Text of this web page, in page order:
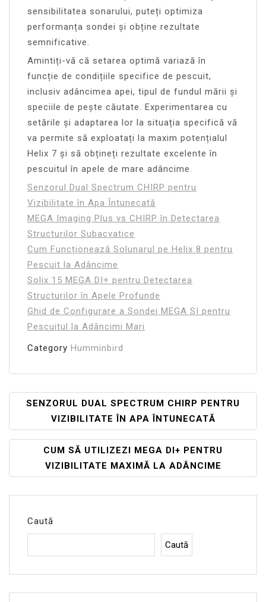
sensibilitatea sonarului, puteți optimiza
performanța sondei și obține rezultate
semnificative.
Amintiți-vă că setarea optimă variază în
funcție de condițiile specifice de pescuit,
inclusiv adâncimea apei, tipul de fundul mării și
speciile de pește căutate. Experimentarea cu
setările și adaptarea lor la situația specifică vă
va permite să exploatați la maxim potențialul
Helix 7 și să obțineți rezultate excelente în
pescuitul în apele de mare adâncime.
Senzorul Dual Spectrum CHIRP pentru
Vizibilitate în Apa Întunecată
MEGA Imaging Plus vs CHIRP în Detectarea
Structurilor Subacvatice
Cum Funcționează Solunarul pe Helix 8 pentru
Pescuit la Adâncime
Solix 15 MEGA DI+ pentru Detectarea
Structurilor în Apele Profunde
Ghid de Configurare a Sondei MEGA SI pentru
Pescuitul la Adâncimi Mari
Category Humminbird
Navigare
În
Articole
SENZORUL DUAL SPECTRUM CHIRP PENTRU
VIZIBILITATE ÎN APA ÎNTUNECATĂ
CUM SĂ UTILIZEZI MEGA DI+ PENTRU
VIZIBILITATE MAXIMĂ LA ADÂNCIME
Caută
Caută